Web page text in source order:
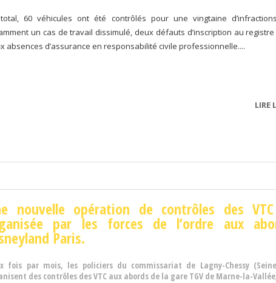
60 véhicules ont été contrôlés pour une vingtaine
un cas de travail dissimulé, deux défauts d’inscription au registre
absences d’assurance en responsabilité civile professionnelle....
LIRE
nouvelle opération de contrôles des
par les forces de l’ordre aux
Paris.
fois par mois, les policiers du commissariat de Lagny-Chessy
des contrôles des VTC aux abords de la gare TGV de Marne-la-